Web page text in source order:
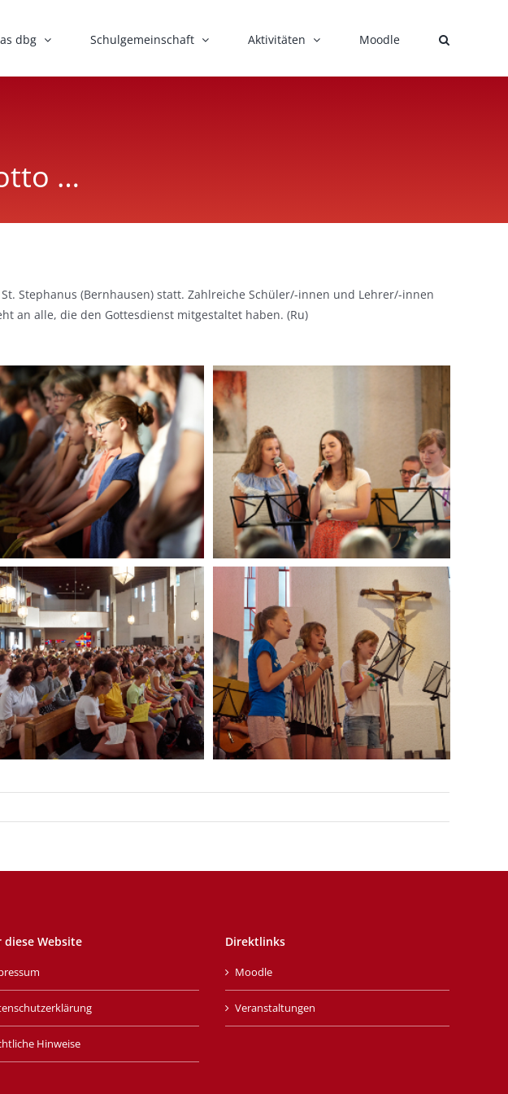
dbg Schulgemeinschaft Aktivitäten Moodle
…
Stephanus (Bernhausen) statt. Zahlreiche Schüler/-innen und Lehrer/-innen
an alle, die den Gottesdienst mitgestaltet haben. (Ru)
diese Website
Hinweise
Direktlinks
Moodle
Veranstaltungen